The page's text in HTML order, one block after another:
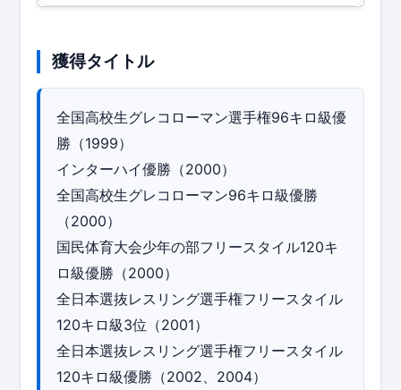
獲得タイトル
全国高校生グレコローマン選手権96キロ級優
勝（1999）
インターハイ優勝（2000）
全国高校生グレコローマン96キロ級優勝
（2000）
国民体育大会少年の部フリースタイル120キ
ロ級優勝（2000）
全日本選抜レスリング選手権フリースタイル
120キロ級3位（2001）
全日本選抜レスリング選手権フリースタイル
120キロ級優勝（2002、2004）